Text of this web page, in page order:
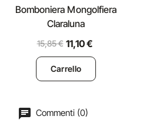
Bomboniera Mongolfiera
Claraluna
15,85 € 11,10 €
Carrello
Commenti (0)